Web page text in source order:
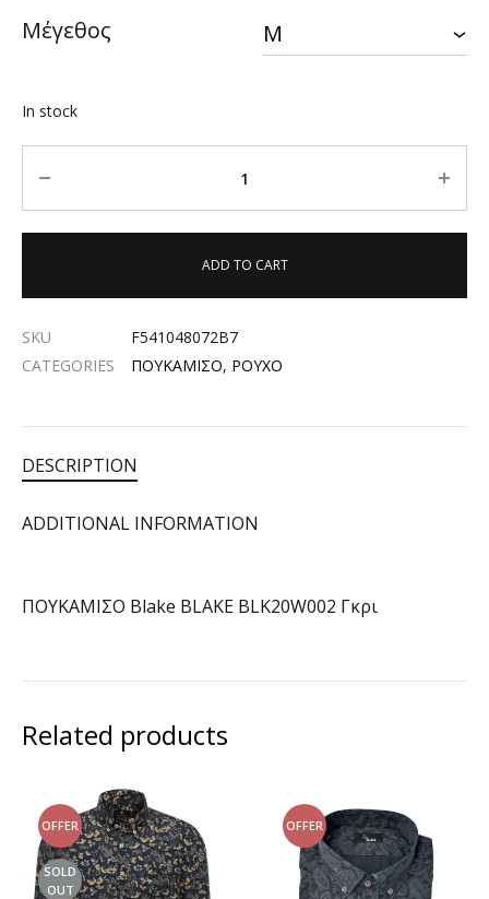
Μέγεθος
In stock
ADD TO CART
SKU
F541048072B7
CATEGORIES
ΠΟΥΚΑΜΙΣΟ, ΡΟΥΧΟ
DESCRIPTION
ADDITIONAL INFORMATION
ΠΟΥΚΑΜΙΣΟ Blake BLAKE BLK20W002 Γκρι
Related products
OFFER
SOLD
OUT
OFFER